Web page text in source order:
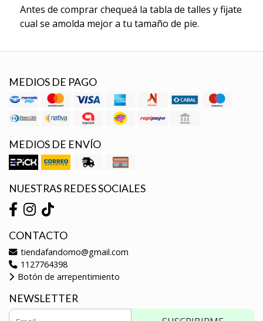
Antes de comprar chequeá la tabla de talles y fijate
cual se amolda mejor a tu tamaño de pie.
MEDIOS DE PAGO
MEDIOS DE ENVÍO
NUESTRAS REDES SOCIALES
CONTACTO
tiendafandomo@gmail.com
1127764398
Botón de arrepentimiento
NEWSLETTER